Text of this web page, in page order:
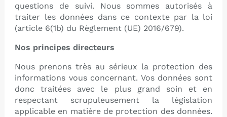
questions de suivi. Nous sommes autorisés à
traiter les données dans ce contexte par la loi
(article 6(1b) du Règlement (UE) 2016/679).
Nos principes directeurs
Nous prenons très au sérieux la protection des
informations vous concernant. Vos données sont
donc traitées avec le plus grand soin et en
respectant scrupuleusement la législation
applicable en matière de protection des données.